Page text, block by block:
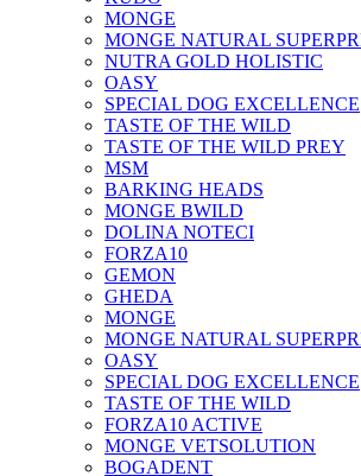
MONGE
MONGE NATURAL
NUTRA GOLD HOLISTIC
OASY
SPECIAL DOG EXCELLENCE
TASTE OF THE WILD
TASTE OF THE WILD PREY
MSM
BARKING HEADS
MONGE BWILD
DOLINA NOTECI
FORZA10
GEMON
GHEDA
MONGE
MONGE NATURAL
OASY
SPECIAL DOG EXCELLENCE
TASTE OF THE WILD
FORZA10 ACTIVE
MONGE VETSOLUTION
BOGADENT